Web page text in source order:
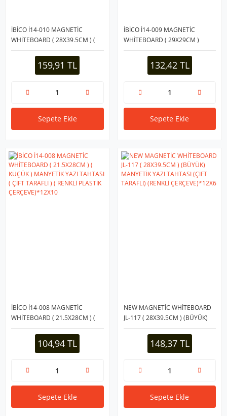
İBİCO İ14-010 MAGNETİC
WHİTEBOARD ( 28X39.5CM ) (
BÜYÜK ) MANYETİK YAZI
TAHTASI ( ÇİFT TARAFLI ) (
RENKLİ ÇERÇEVE )*12X6
159,91 TL
Sepete Ekle
İBİCO İ14-009 MAGNETİC
WHİTEBOARD ( 29X29CM )
(ORTA) MANYETİK YAZI TAHTASI
( ÇİFT TARAFLI ) ( RENKLİ
ÇERÇEVE )*12X8132,42 TL
Sepete Ekle
İBİCO İ14-008 MAGNETİC
WHİTEBOARD ( 21.5X28CM ) (
KÜÇÜK ) MANYETİK YAZI
TAHTASI ( ÇİFT TARAFLI ) (
RENKLİ PLASTİK104,94 TL
Sepete Ekle
NEW MAGNETİC WHİTEBOARD
JL-117 ( 28X39.5CM ) (BÜYÜK)
MANYETİK YAZI TAHTASI (ÇİFT
TARAFLI) (RENKLİ
ÇERÇEVE)*12X6148,37 TL
Sepete Ekle